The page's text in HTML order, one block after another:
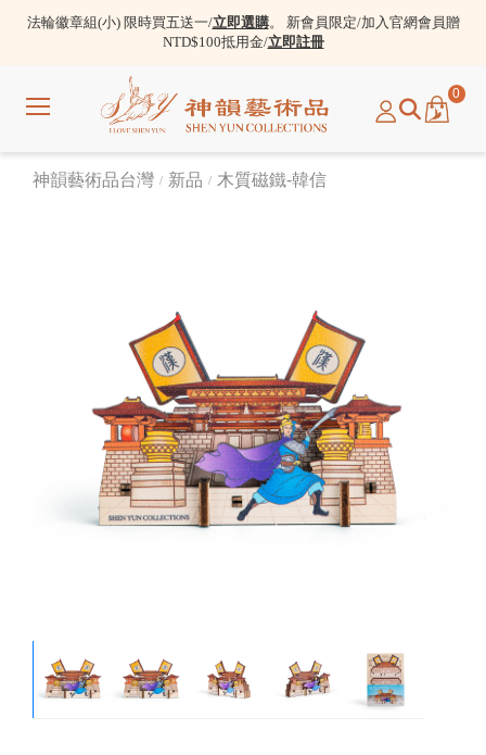
法輪徽章組(小) 限時買五送一/立即選購。 新會員限定/加入官網會員贈
NTD$100抵用金/立即註冊
選
0
神韻藝術品台灣 新品 木質磁鐵-韓信